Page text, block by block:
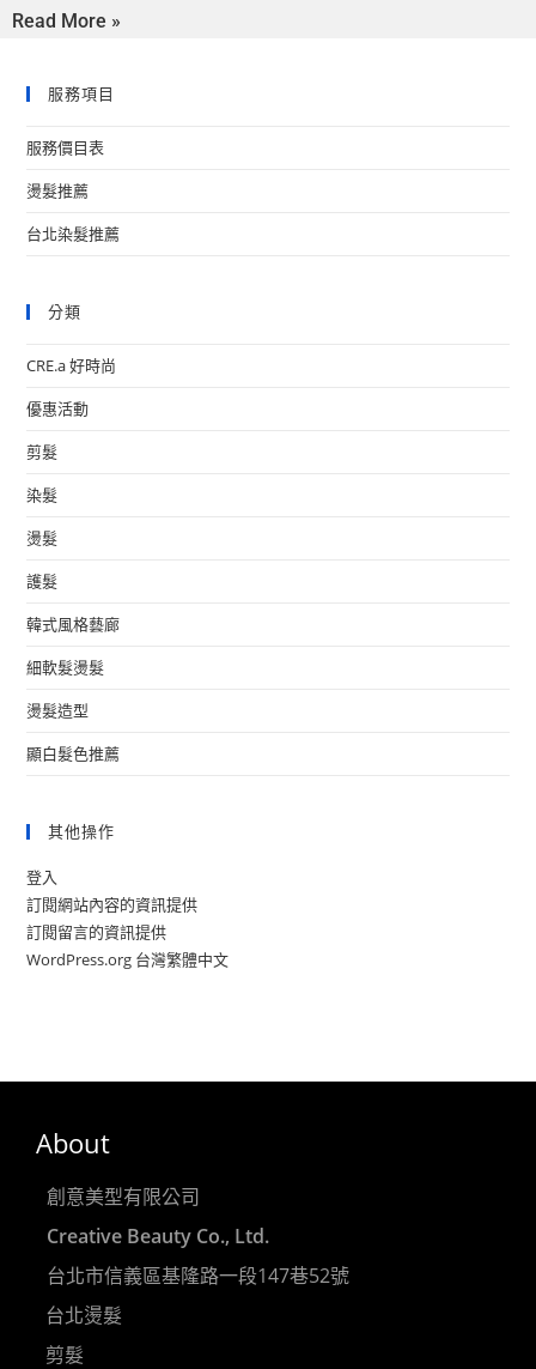
Read More »
服務項目
服務價目表
燙髮推薦
台北染髮推薦
分類
CRE.a 好時尚
優惠活動
剪髮
染髮
燙髮
護髮
韓式風格藝廊
細軟髮燙髮
燙髮造型
顯白髮色推薦
其他操作
登入
訂閱網站內容的資訊提供
訂閱留言的資訊提供
WordPress.org 台灣繁體中文
About
創意美型有限公司
Creative Beauty Co., Ltd.
台北市信義區基隆路一段147巷52號
台北燙髮
剪髮